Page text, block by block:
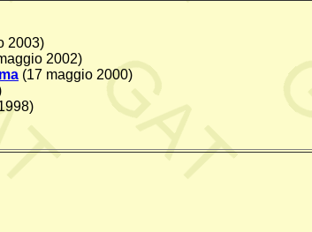
2003)
2002)
(17 maggio 2000)